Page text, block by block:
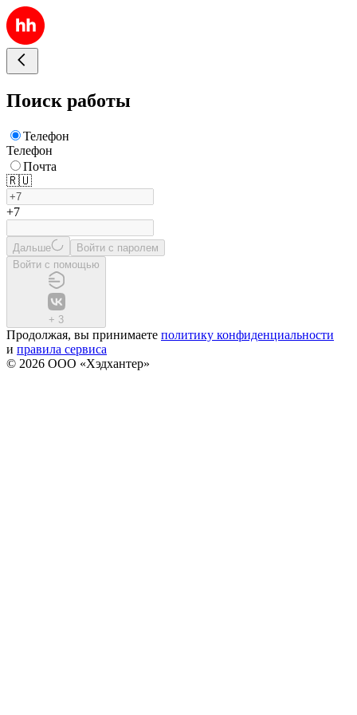
Поиск работы
Телефон
Телефон
Почта
🇷🇺
+7
Дальше
Войти с паролем
Войти с помощью
+ 3
Продолжая, вы принимаете политику конфиденциальности
и правила сервиса
© 2026 ООО «Хэдхантер»